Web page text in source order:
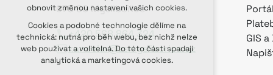
675 60 Myslibořice
+420 568 864 324
kancelar@zsmysliborice.cz
GIS a
PŘIJMOUT VŠECHNY COOKIES
ODMÍTNOUT VOLITELNÁ
obnovit změnou nastavení vašich cookies.
Cookies a podobné technologie dělíme na
technická: nutná pro běh webu, bez nichž nelze
web používat a volitelná. Do této části spadají
analytická a marketingová cookies.